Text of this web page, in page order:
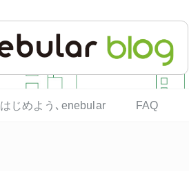
はじめよう､enebular FAQ